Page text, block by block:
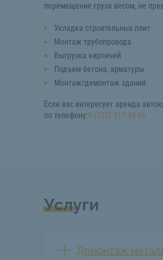
перемещение груза весом, не
Укладка строительных плит
Монтаж трубопровода
Выгрузка кирпичей
Подъем бетона, арматуры
Монтаж/демонтаж зданий
Если вас интересует аренда
по телефону:8 (922) 517-40-66
Услуги
Демонтаж